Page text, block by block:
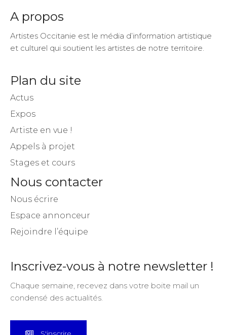
A propos
Artistes Occitanie est le média d’information artistique
et culturel qui soutient les artistes de notre territoire.
Plan du site
Actus
Expos
Artiste en vue !
Appels à projet
Stages et cours
Nous contacter
Nous écrire
Espace annonceur
Rejoindre l’équipe
Inscrivez-vous à notre newsletter !
Chaque semaine, recevez dans votre boite mail un
condensé des actualités.